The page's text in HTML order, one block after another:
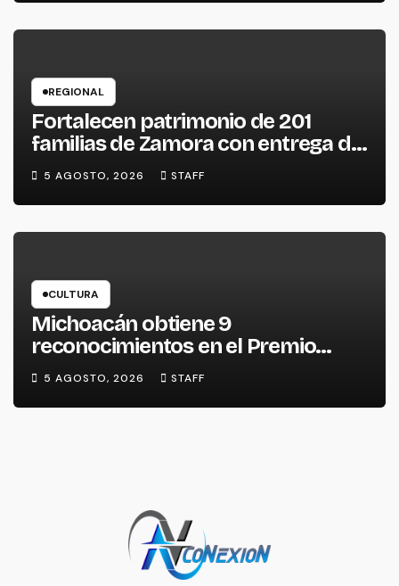
REGIONAL
Fortalecen patrimonio de 201
familias de Zamora con entrega de
escrituras
5 AGOSTO, 2026 STAFF
CULTURA
Michoacán obtiene 9
reconocimientos en el Premio
Nacional de la Cerámica
5 AGOSTO, 2026 STAFF